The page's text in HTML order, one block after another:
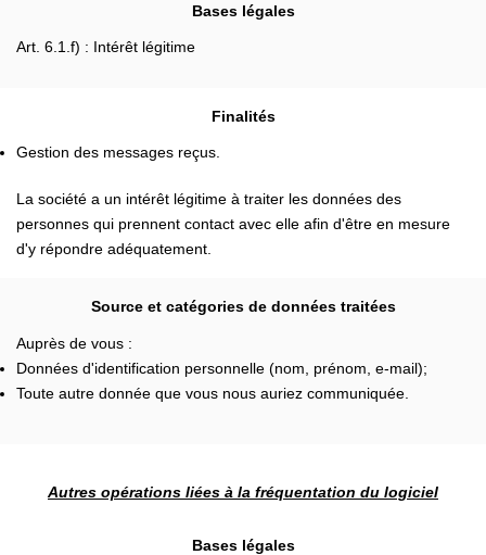
Bases légales
Art. 6.1.f) : Intérêt légitime
Finalités
Gestion des messages reçus.
La société a un intérêt légitime à traiter les données des
personnes qui prennent contact avec elle afin d'être en mesure
d'y répondre adéquatement.
Source et catégories de données traitées
Auprès de vous :
Données d'identification personnelle (nom, prénom, e-mail);
Toute autre donnée que vous nous auriez communiquée.
Autres opérations liées à la fréquentation du logiciel
Bases légales